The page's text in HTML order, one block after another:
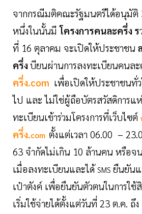
จากกรณีมติคณะรัฐมนตรีได้อนุมัติ
หนึ่งในนั้นมีโครงการคนละครึ่ง ร
ที่ 16 ตุลาคม จะเปิดให้ประชาชน
ครึ่งบียนผ่านการลงทะเบียนคนละ
ครึ่ง.com เพื่อเปิดให้ประชาชน
ไป และ ไม่ใช่ผู้ถือบัตรสวัสดิการแห่
ทะเบียนเข้าร่วมโครงการที่เว็บไซต์
ครึ่ง.com ตั้งแต่เวลา 06.00 –
63 จำกัดไม่เกิน 10 ล้านคน หรือจ
เมื่อลงทะเบียนและได้SMS ยืนยัน
เป๋าตังค์ เพื่อยืนยันตัวตนในการใช้
เริ่มใช้จ่ายได้ตั้งแต่วันที่ 23 ต.ค. ถึ